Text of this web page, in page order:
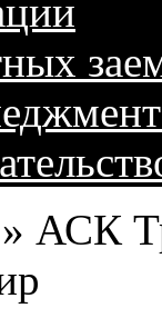
» АСК